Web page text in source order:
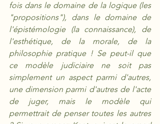
fois dans le domaine de la logique (les
"propositions"), dans le domaine de
l'épistémologie (la connaissance), de
l'esthétique, de la morale, de la
philosophie pratique ! Se peut-il que
ce modèle judiciaire ne soit pas
simplement un aspect parmi d'autres,
une dimension parmi d'autres de l'acte
de juger, mais le modèle qui
permettrait de penser toutes les autres